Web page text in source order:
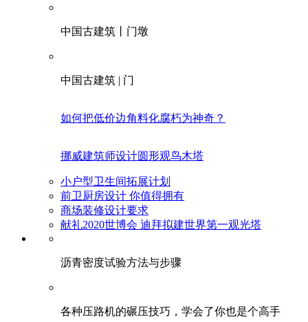
中国古建筑丨门墩
中国古建筑 | 门
如何把低价边角料化腐朽为神奇？
挪威建筑师设计圆形观鸟木塔
小户型卫生间拓展计划
前卫厨房设计 你值得拥有
商场装修设计要求
献礼2020世博会 迪拜拟建世界第一观光塔
​沥青密度试验方法与步骤
各种压路机的碾压技巧，学会了你也是个高手